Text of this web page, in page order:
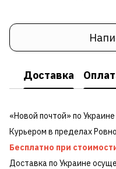
Доставка
«Новой почтой» по
Курьером в пределах
Бесплатно при
Доставка по Украине